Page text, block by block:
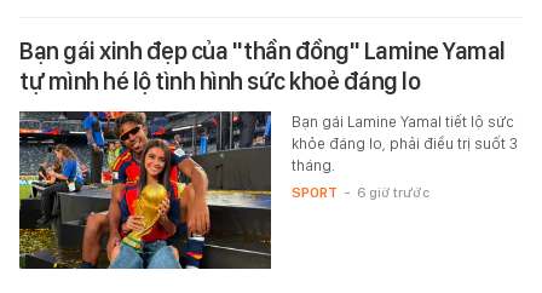
Bạn gái xinh đẹp của "thần đồng" Lamine Yamal
tự mình hé lộ tình hình sức khoẻ đáng lo
Bạn gái Lamine Yamal tiết lộ sức
khỏe đáng lo, phải điều trị suốt 3
tháng.
SPORT - 6 giờ trước